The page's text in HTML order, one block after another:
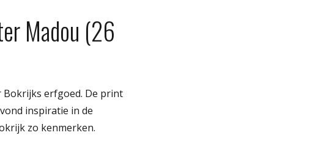
Madou (26
Bokrijks erfgoed. De print
inspiratie in de
zo kenmerken.